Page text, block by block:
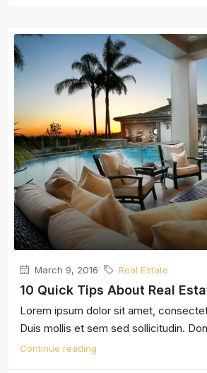
March 9, 2016 Real Estate
10 Quick Tips About Real
Lorem ipsum dolor sit amet,
Duis mollis et sem sed sollicitudin.
Continue reading